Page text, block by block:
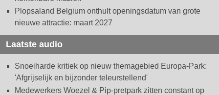
Plopsaland Belgium onthult openingsdatum van grote
nieuwe attractie: maart 2027
Laatste audio
Snoeiharde kritiek op nieuw themagebied Europa-Park:
'Afgrijselijk en bijzonder teleurstellend'
Medewerkers Woezel & Pip-pretpark zitten constant op